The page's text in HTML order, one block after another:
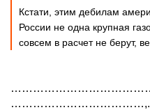
Кстати, этим дебилам
России не одна крупная
совсем в расчет не берут,
………………………………,.-